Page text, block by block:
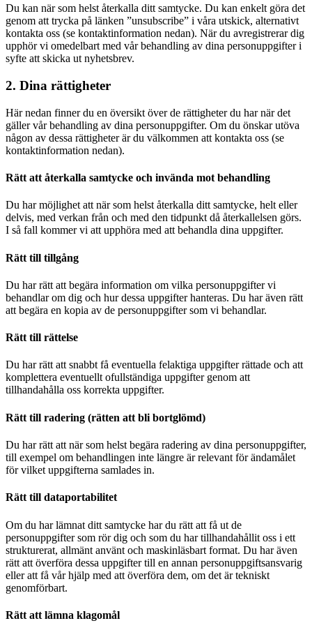
Du kan när som helst återkalla ditt samtycke. Du kan enkelt göra det
genom att trycka på länken ”unsubscribe” i våra utskick, alternativt
kontakta oss (se kontaktinformation nedan). När du avregistrerar dig
upphör vi omedelbart med vår behandling av dina personuppgifter i
syfte att skicka ut nyhetsbrev.
2. Dina rättigheter
Här nedan finner du en översikt över de rättigheter du har när det
gäller vår behandling av dina personuppgifter. Om du önskar utöva
någon av dessa rättigheter är du välkommen att kontakta oss (se
kontaktinformation nedan).
Rätt att återkalla samtycke och invända mot behandling
Du har möjlighet att när som helst återkalla ditt samtycke, helt eller
delvis, med verkan från och med den tidpunkt då återkallelsen görs.
I så fall kommer vi att upphöra med att behandla dina uppgifter.
Rätt till tillgång
Du har rätt att begära information om vilka personuppgifter vi
behandlar om dig och hur dessa uppgifter hanteras. Du har även rätt
att begära en kopia av de personuppgifter som vi behandlar.
Rätt till rättelse
Du har rätt att snabbt få eventuella felaktiga uppgifter rättade och att
komplettera eventuellt ofullständiga uppgifter genom att
tillhandahålla oss korrekta uppgifter.
Rätt till radering (rätten att bli bortglömd)
Du har rätt att när som helst begära radering av dina personuppgifter,
till exempel om behandlingen inte längre är relevant för ändamålet
för vilket uppgifterna samlades in.
Rätt till dataportabilitet
Om du har lämnat ditt samtycke har du rätt att få ut de
personuppgifter som rör dig och som du har tillhandahållit oss i ett
strukturerat, allmänt använt och maskinläsbart format. Du har även
rätt att överföra dessa uppgifter till en annan personuppgiftsansvarig
eller att få vår hjälp med att överföra dem, om det är tekniskt
genomförbart.
Rätt att lämna klagomål